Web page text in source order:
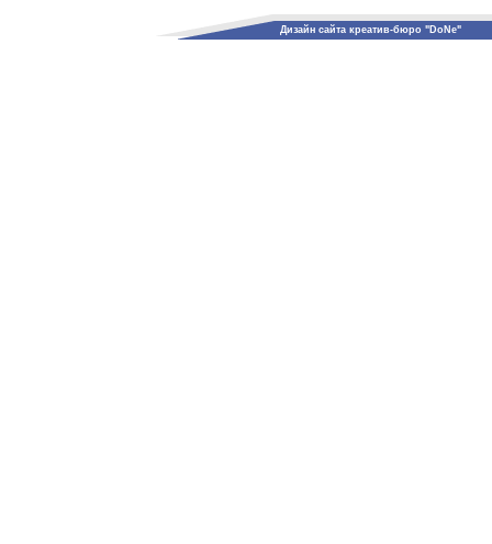
Дизайн сайта креатив-бюро "DoNe"